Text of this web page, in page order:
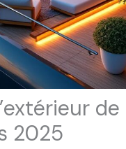
2025